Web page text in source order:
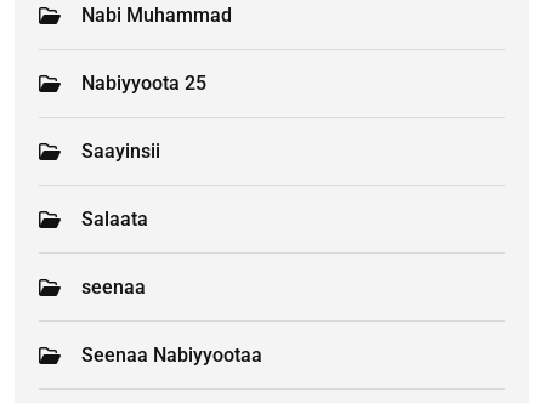
Nabi Muhammad
Nabiyyoota 25
Saayinsii
Salaata
seenaa
Seenaa Nabiyyootaa